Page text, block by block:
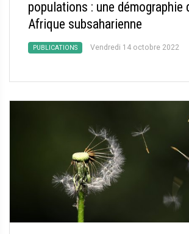
populations : une démographie
Afrique subsaharienne
PUBLICATIONS Vendredi 14 octobre 2022